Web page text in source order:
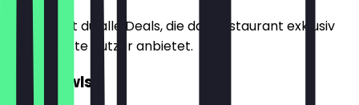
Hier findest du alle Deals, die das Restaurant exklusiv
für NeoTaste Nutzer anbietet.
2für1 Bowls